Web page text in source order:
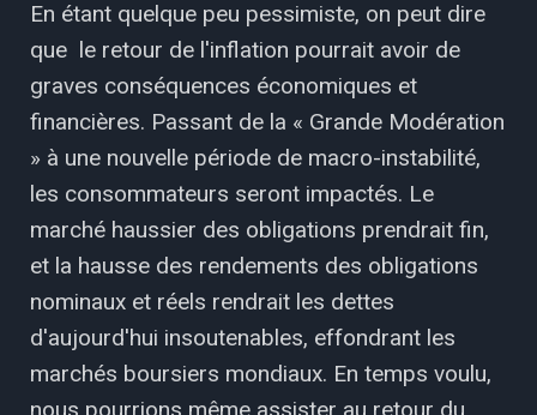
En étant quelque peu pessimiste, on peut dire
que le retour de l'inflation pourrait avoir de
graves conséquences économiques et
financières. Passant de la « Grande Modération
» à une nouvelle période de macro-instabilité,
les consommateurs seront impactés. Le
marché haussier des obligations prendrait fin,
et la hausse des rendements des obligations
nominaux et réels rendrait les dettes
d'aujourd'hui insoutenables, effondrant les
marchés boursiers mondiaux. En temps voulu,
nous pourrions même assister au retour du